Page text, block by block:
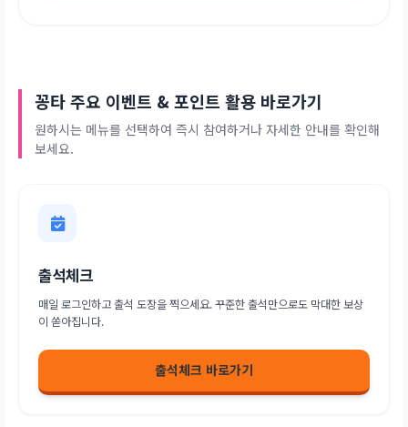
꽁타 주요 이벤트 & 포인트 활용 바로가기
원하시는 메뉴를 선택하여 즉시 참여하거나 자세한 안내를 확인해
보세요.
출석체크
매일 로그인하고 출석 도장을 찍으세요. 꾸준한 출석만으로도 막대한 보상
이 쏟아집니다.
출석체크 바로가기